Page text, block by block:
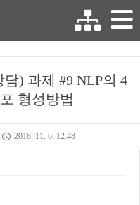
) 과제 #9 NLP의 4
형성방법
2018. 11. 6. 12:48